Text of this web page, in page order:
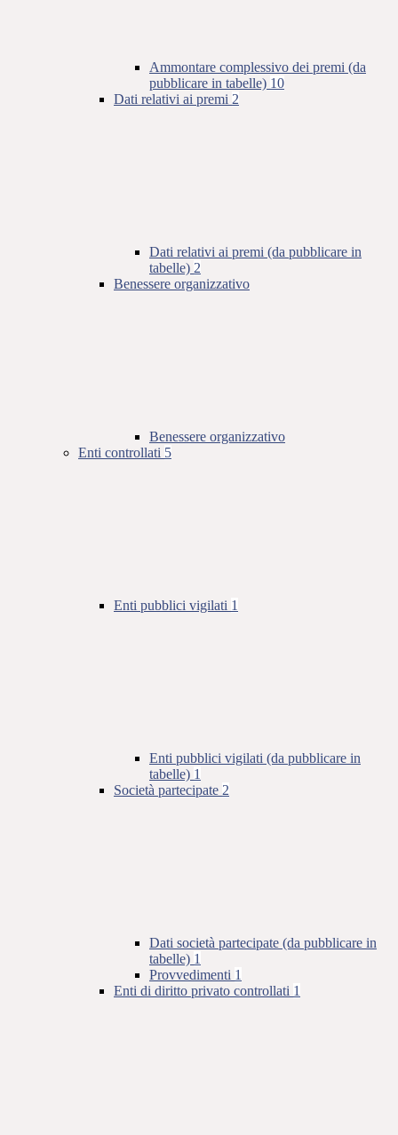
Ammontare complessivo dei premi (da
pubblicare in tabelle) 10
Dati relativi ai premi 2
Dati relativi ai premi (da pubblicare in
tabelle) 2
Benessere organizzativo
Benessere organizzativo
Enti controllati 5
Enti pubblici vigilati 1
Enti pubblici vigilati (da pubblicare in
tabelle) 1
Società partecipate 2
Dati società partecipate (da pubblicare in
tabelle) 1
Provvedimenti 1
Enti di diritto privato controllati 1